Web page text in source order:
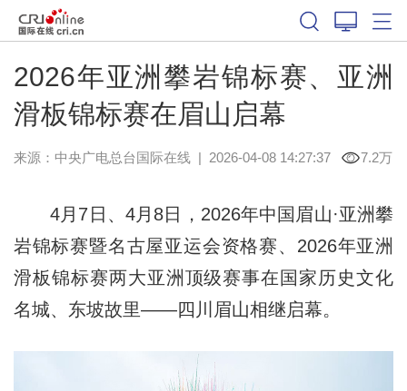
2026年亚洲攀岩锦标赛、亚洲
滑板锦标赛在眉山启幕
来源：中央广电总台国际在线| 2026-04-08 14:27:37 7.2万
4月7日、4月8日，2026年中国眉山·亚洲攀
岩锦标赛暨名古屋亚运会资格赛、2026年亚洲
滑板锦标赛两大亚洲顶级赛事在国家历史文化
名城、东坡故里——四川眉山相继启幕。